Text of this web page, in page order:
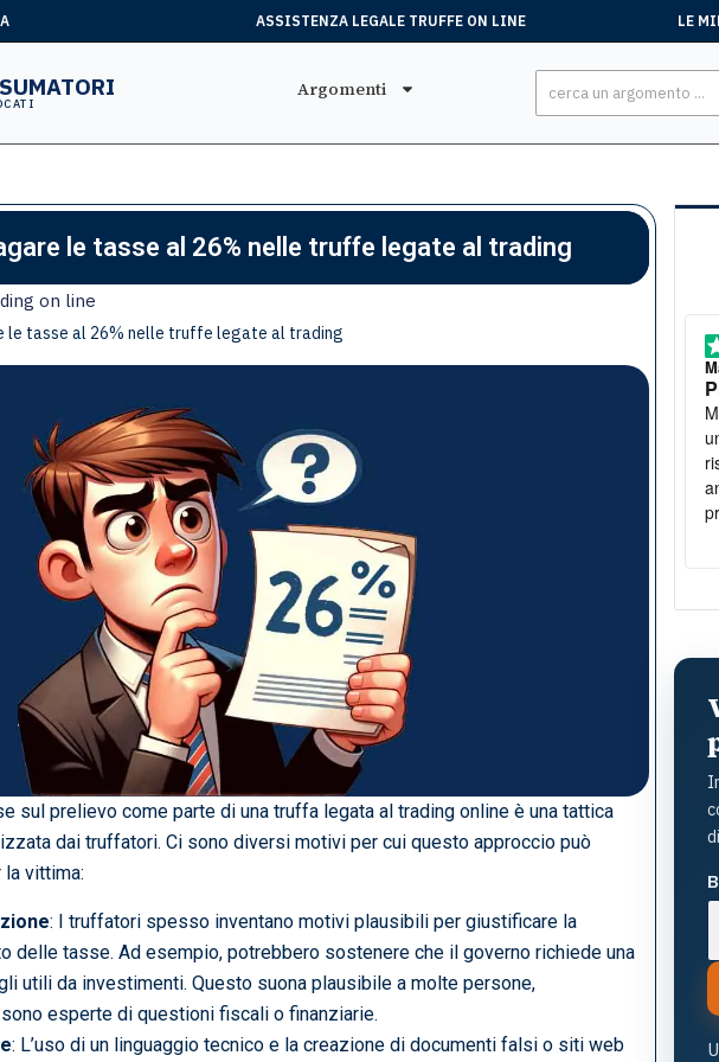
ASSISTENZA LEGALE TRUFFE ON LINE LE
Argomenti
le tasse al 26% nelle truffe legate al trading
on line
le tasse al 26% nelle truffe legate al trading
sul prelievo come parte di una truffa legata al trading online è una tattica
dai truffatori. Ci sono diversi motivi per cui questo approccio può
vittima:
: I truffatori spesso inventano motivi plausibili per giustificare la
delle tasse. Ad esempio, potrebbero sostenere che il governo richiede una
utili da investimenti. Questo suona plausibile a molte persone,
esperte di questioni fiscali o finanziarie.
: L’uso di un linguaggio tecnico e la creazione di documenti falsi o siti web
Stefano , 15 Luglio
sono riuscito a ottenere soddisfazione
Mi